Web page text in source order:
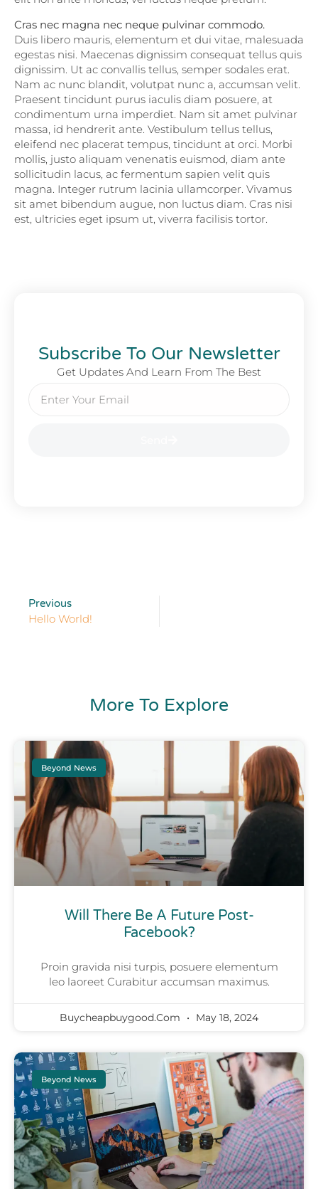
Cras nec magna nec neque pulvinar commodo.
Duis libero mauris, elementum et dui vitae, malesuada
egestas nisi. Maecenas dignissim consequat tellus quis
dignissim. Ut ac convallis tellus, semper sodales erat.
Nam ac nunc blandit, volutpat nunc a, accumsan velit.
Praesent tincidunt purus iaculis diam posuere, at
condimentum urna imperdiet. Nam sit amet pulvinar
massa, id hendrerit ante. Vestibulum tellus tellus,
eleifend nec placerat tempus, tincidunt at orci. Morbi
mollis, justo aliquam venenatis euismod, diam ante
sollicitudin lacus, ac fermentum sapien velit quis
magna. Integer rutrum lacinia ullamcorper. Vivamus
sit amet bibendum augue, non luctus diam. Cras nisi
est, ultricies eget ipsum ut, viverra facilisis tortor.
Subscribe To Our Newsletter
Get Updates And Learn From The Best
Previous
Hello World!
More To Explore
Beyond News
Will There Be A Future Post-
Facebook?
Proin gravida nisi turpis, posuere elementum
leo laoreet Curabitur accumsan maximus.
Buycheapbuygood.com May 18, 2024
Beyond News